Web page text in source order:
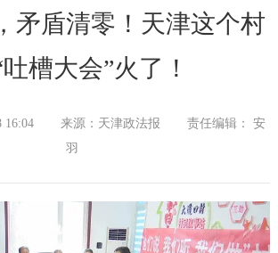
矛盾清零！天津这个村
槽大会”火了！
16:04 来源：天津政法报
责任编辑： 安
羽